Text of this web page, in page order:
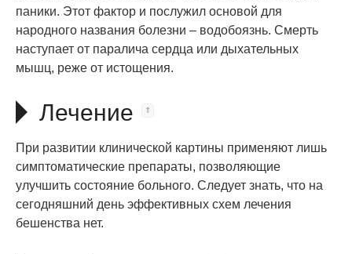
паники. Этот фактор и послужил основой для
народного названия болезни – водобоязнь. Смерть
наступает от паралича сердца или дыхательных
мышц, реже от истощения.
Лечение
При развитии клинической картины применяют лишь
симптоматические препараты, позволяющие
улучшить состояние больного. Следует знать, что на
сегодняшний день эффективных схем лечения
бешенства нет.